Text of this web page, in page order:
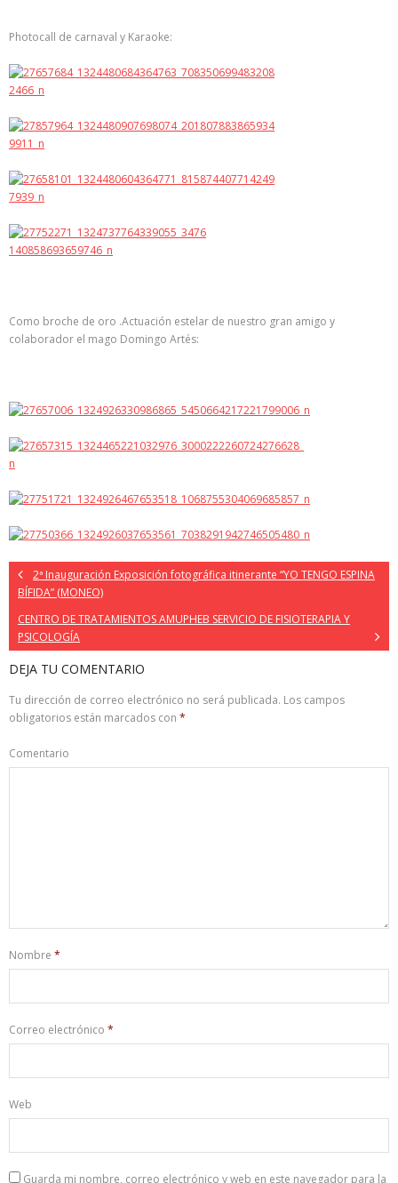
Photocall de carnaval y Karaoke:
Como broche de oro .Actuación estelar de nuestro gran amigo y
colaborador el mago Domingo Artés:
2ª Inauguración Exposición fotográfica itinerante “YO TENGO ESPINA
BÍFIDA” (MONEO)
CENTRO DE TRATAMIENTOS AMUPHEB SERVICIO DE FISIOTERAPIA Y
PSICOLOGÍA
DEJA TU COMENTARIO
Tu dirección de correo electrónico no será publicada. Los campos
obligatorios están marcados con *
Comentario
Nombre *
Correo electrónico *
Web
Guarda mi nombre, correo electrónico y web en este navegador para la